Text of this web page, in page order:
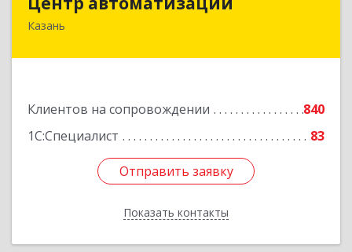
Казань
Клиентов на сопровождении
840
1С:Специалист
83
Отправить заявку
Показать контакты
420133, Татарстан Респ, Казань г, Ямашева пр-
Отправить заявку
Назад